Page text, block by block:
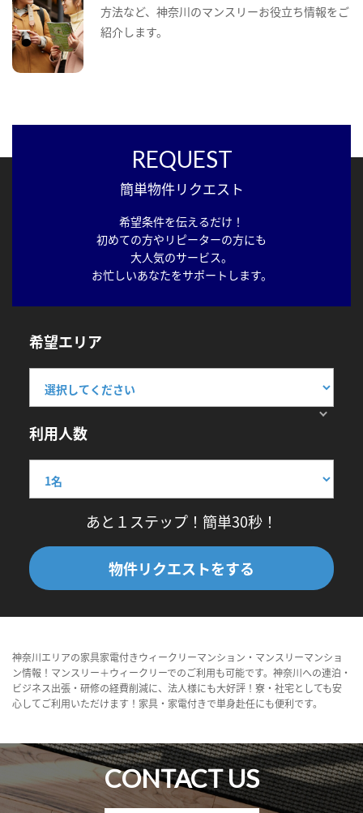
方法など、神奈川のマンスリーお役立ち情報をご
紹介します。
REQUEST
簡単物件リクエスト
希望条件を伝えるだけ！
初めての方やリピーターの方にも
大人気のサービス。
お忙しいあなたをサポートします。
希望エリア
利用人数
あと１ステップ！簡単30秒！
物件リクエストをする
神奈川エリアの家具家電付きウィークリーマンション・マンスリーマンショ
ン情報！マンスリー＋ウィークリーでのご利用も可能です。神奈川への連泊・
ビジネス出張・研修の経費削減に、法人様にも大好評！寮・社宅としても安
心してご利用いただけます！家具・家電付きで単身赴任にも便利です。
CONTACT US